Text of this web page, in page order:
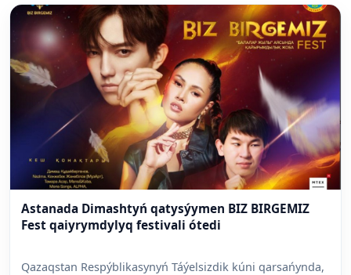
Astanada Dimashtyń qatysýymen BIZ BIRGEMIZ
Fest qaiyrymdylyq festivali ótedi
Qazaqstan Respýblikasynyń Táýelsizdik kúni qarsańynda,